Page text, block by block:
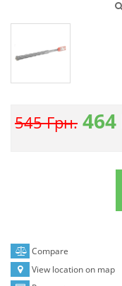
545 Грн. 464
Compare
View location on map